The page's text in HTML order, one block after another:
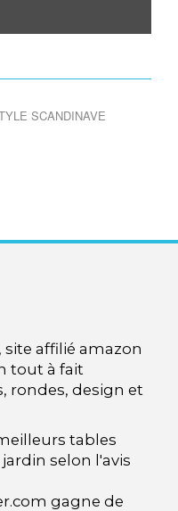
SCANDINAVE
affilié amazon
tout à fait
rondes, design et
tables
selon l'avis
gagne de